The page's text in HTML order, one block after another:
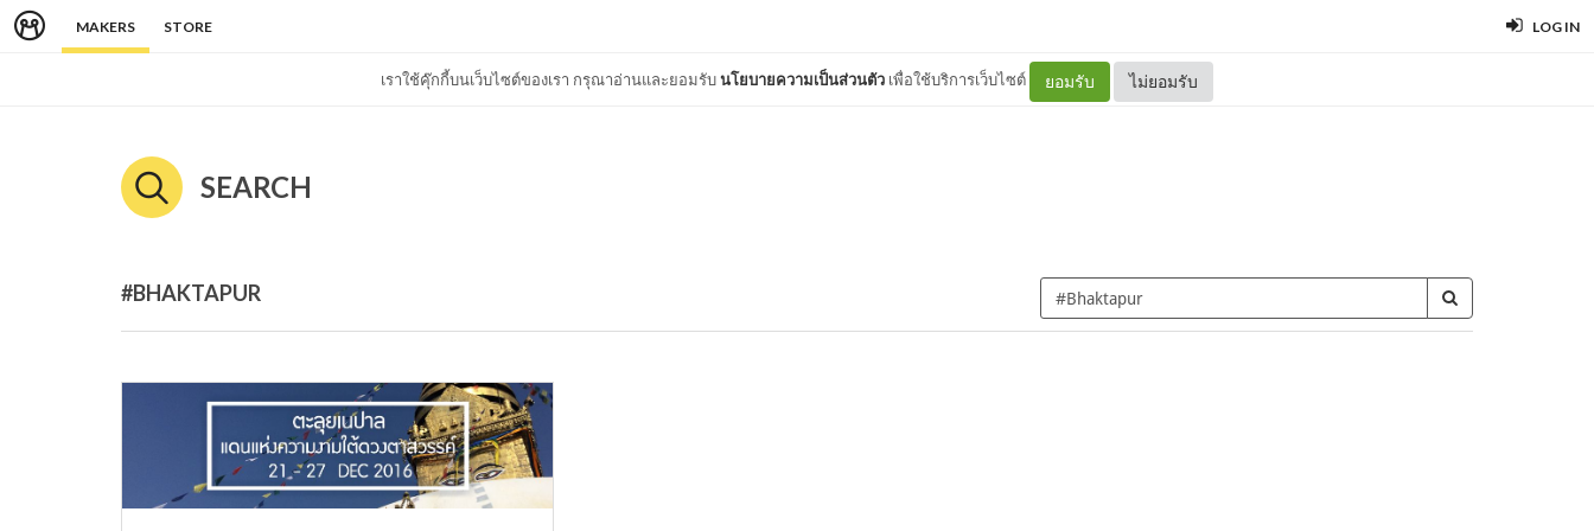
MAKERS STORE LOG IN
เราใช้คุ๊กกี้บนเว็บไซต์ของเรา กรุณาอ่านและยอมรับนโยบายความเป็นส่วนตัว เพื่อใช้บริการเว็บไซต์ ยอมรับ ไม่ยอมรับ
SEARCH
#BHAKTAPUR